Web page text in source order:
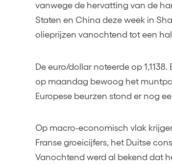
vanwege de hervatting van de
Staten en China deze week in
olieprijzen vanochtend tot een
De euro/dollar noteerde op
op maandag bewoog het
Europese beurzen stond er nog
Op macro-economisch vlak
Franse groeicijfers, het Duitse
Vanochtend werd al bekend dat